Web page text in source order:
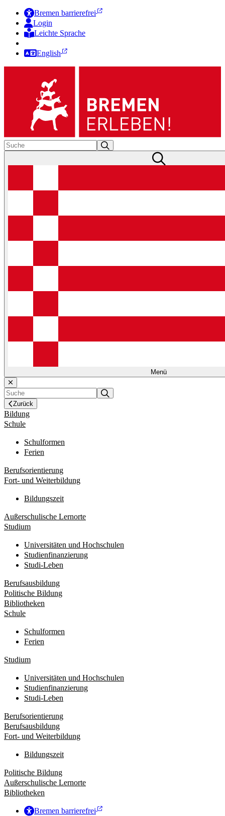
Bremen barrierefrei
Login
Leichte Sprache
English
Menü
Zurück
Bildung
Schule
Schulformen
Ferien
Berufsorientierung
Fort- und Weiterbildung
Bildungszeit
Außerschulische Lernorte
Studium
Universitäten und Hochschulen
Studienfinanzierung
Studi-Leben
Berufsausbildung
Politische Bildung
Bibliotheken
Schule
Schulformen
Ferien
Studium
Universitäten und Hochschulen
Studienfinanzierung
Studi-Leben
Berufsorientierung
Berufsausbildung
Fort- und Weiterbildung
Bildungszeit
Politische Bildung
Außerschulische Lernorte
Bibliotheken
Bremen barrierefrei